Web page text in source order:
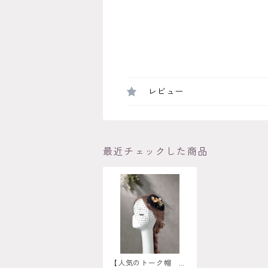
レビュー
最近チェックした商品
【人気のトーク帽 ブ